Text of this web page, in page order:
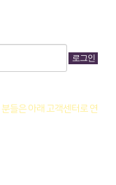
들은 아래 고객센터로 연